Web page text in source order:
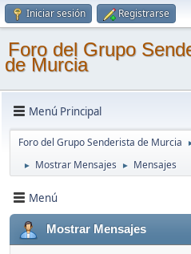
Iniciar sesión Registrarse
Foro del Grupo
de Murcia
Menú Principal
Foro del Grupo Senderista de Murcia
► Mostrar Mensajes ► Mensajes
Menú
Mostrar Mensajes